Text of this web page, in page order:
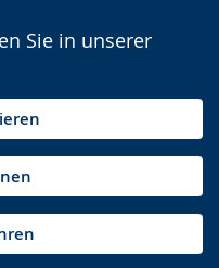
Sie in unserer